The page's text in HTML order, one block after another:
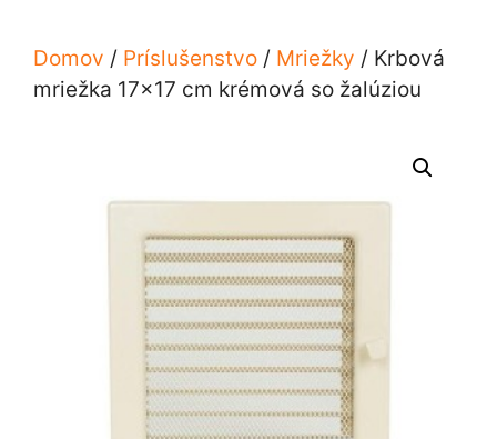
Domov / Príslušenstvo / Mriežky / Krbová
mriežka 17×17 cm krémová so žalúziou